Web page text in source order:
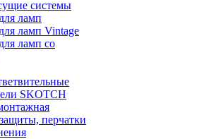
системы
ламп
ламп Vintage
ламп со
SKOTCH
перчатки